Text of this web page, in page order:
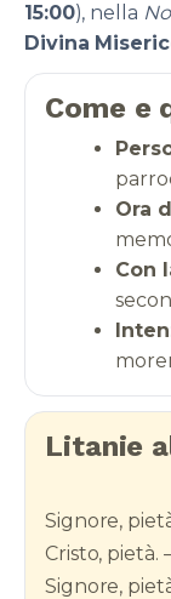
15:00), nella
Divina
Come e
Ora
Con
Litanie
Signore,
Cristo, pietà.
Signore,